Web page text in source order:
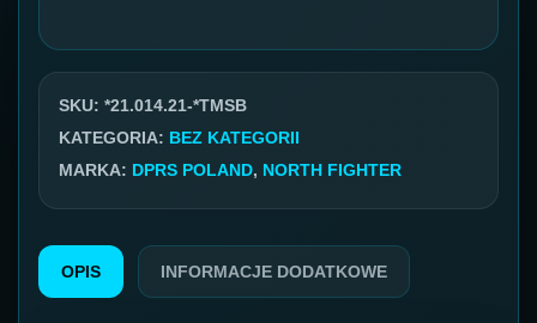
SKU: *21.014.21-*TMSB
KATEGORIA: BEZ KATEGORII
MARKA: DPRS POLAND, NORTH FIGHTER
OPIS INFORMACJE DODATKOWE